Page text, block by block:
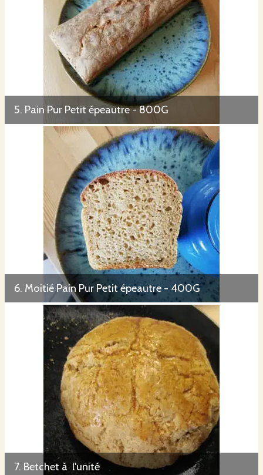
5. Pain Pur Petit épeautre - 800G
6. Moitié Pain Pur Petit épeautre - 400G
7. Betchet à l'unité